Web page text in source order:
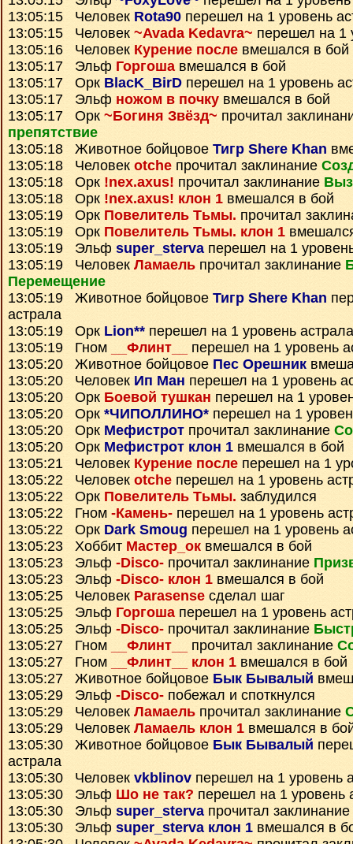
13:05:15 Человек Rota90 перешел на 1 уровень
13:05:15 Человек ~Avada Kedavra~ перешел на 1
13:05:16 Человек Курение после вмешался в бой
13:05:17 Эльф Горгошавмешался в бой
13:05:17 Орк BlacK_BirD перешел на 1 уровень
13:05:17 Эльф ножом в почку вмешался в бой
13:05:17 Орк ~Богиня Звёзд~ прочитал
препятствие
13:05:18 Животное бойцовое Тигр Shere Khan
13:05:18 Человек otche прочитал заклинание
13:05:18 Орк !nex.axus! прочитал заклинание
13:05:18 Орк !nex.axus! клон 1 вмешался в бой
13:05:19 Орк Повелитель Тьмы. прочитал
13:05:19 Орк Повелитель Тьмы. клон 1
13:05:19 Эльф super_stervaперешел на 1
13:05:19 Человек Ламаель прочитал заклинание
Перемещение
13:05:19 Животное бойцовое Тигр Shere Khan
астрала
13:05:19 Орк Lion** перешел на 1 уровень астрала
13:05:19 Гном
__Флинт__
перешел на 1 уровень
13:05:20 Животное бойцовое Пес Орешник
13:05:20 Человек Ип Ман перешел на 1 уровень
13:05:20 Орк Боевой тушкан перешел на 1
13:05:20 Орк *ЧИПОЛЛИНО* перешел на 1
13:05:20 Орк Мефистрот прочитал заклинание
13:05:20 Орк Мефистрот клон 1 вмешался в бой
13:05:21 Человек Курение после перешел на 1
13:05:22 Человек otche перешел на 1 уровень
13:05:22 Орк Повелитель Тьмы. заблудился
13:05:22 Гном -Камень- перешел на 1 уровень
13:05:22 Орк Dark Smoug перешел на 1 уровень
13:05:23 Хоббит Мастер_ок вмешался в бой
13:05:23 Эльф -Disco- прочитал заклинание
13:05:23 Эльф -Disco- клон 1 вмешался в бой
13:05:25 Человек Parasense сделал шаг
13:05:25 Эльф Горгошаперешел на 1 уровень
13:05:25 Эльф -Disco- прочитал заклинание
13:05:27 Гном
__Флинт__ прочитал заклинание
13:05:27 Гном
__Флинт__ клон 1 вмешался в бой
13:05:27 Животное бойцовое Бык Бывалый
13:05:29 Эльф -Disco- побежал и споткнулся
13:05:29 Человек Ламаель прочитал заклинание
13:05:29 Человек Ламаель клон 1 вмешался в
13:05:30 Животное бойцовое Бык Бывалый
астрала
13:05:30 Человек vkblinov перешел на 1 уровень
13:05:30 Эльф Шо не так? перешел на 1 уровень
13:05:30 Эльф super_sterva прочитал заклинание
13:05:30 Эльф super_sterva клон 1 вмешался в